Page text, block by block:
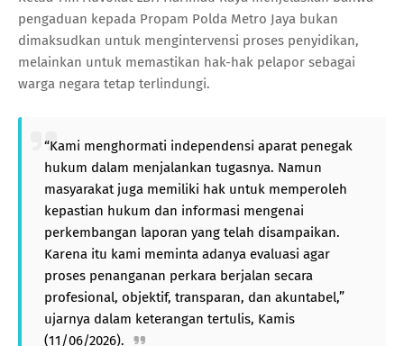
pengaduan kepada Propam Polda Metro Jaya bukan
dimaksudkan untuk mengintervensi proses penyidikan,
melainkan untuk memastikan hak-hak pelapor sebagai
warga negara tetap terlindungi.
“Kami menghormati independensi aparat penegak
hukum dalam menjalankan tugasnya. Namun
masyarakat juga memiliki hak untuk memperoleh
kepastian hukum dan informasi mengenai
perkembangan laporan yang telah disampaikan.
Karena itu kami meminta adanya evaluasi agar
proses penanganan perkara berjalan secara
profesional, objektif, transparan, dan akuntabel,”
ujarnya dalam keterangan tertulis, Kamis
(11/06/2026).